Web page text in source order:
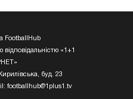
FootballHub
«1+1
буд. 23
footballhub@1plus1.tv